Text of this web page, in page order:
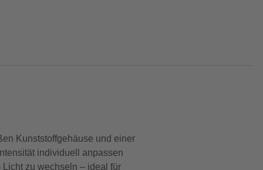
Kunststoffgehäuse und einer
individuell anpassen
zu wechseln – ideal für